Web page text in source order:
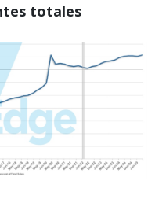
totales